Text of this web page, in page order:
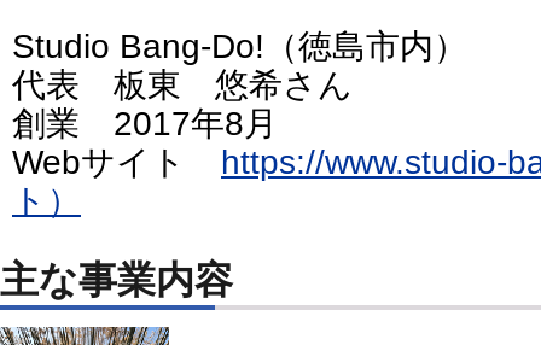
Studio Bang‐Do!（徳島市内）
代表 板東 悠希さん
創業 2017年8月
Webサイト
https://www.studio-
ト）
主な事業内容